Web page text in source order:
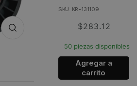
SKU: KR-131109
Translation
$283.12
50 piezas disponibles
Agregar a
carrito